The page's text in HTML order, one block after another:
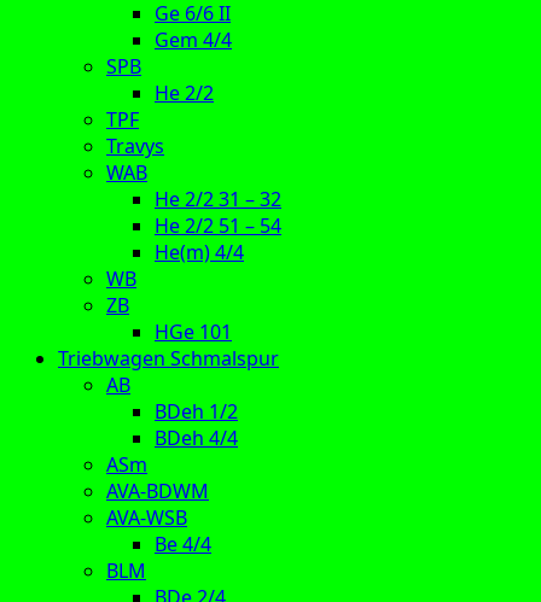
Ge 6/6 II
Gem 4/4
SPB
He 2/2
TPF
Travys
WAB
He 2/2 31 – 32
He 2/2 51 – 54
He(m) 4/4
WB
ZB
HGe 101
Triebwagen Schmalspur
AB
BDeh 1/2
BDeh 4/4
ASm
AVA-BDWM
AVA-WSB
Be 4/4
BLM